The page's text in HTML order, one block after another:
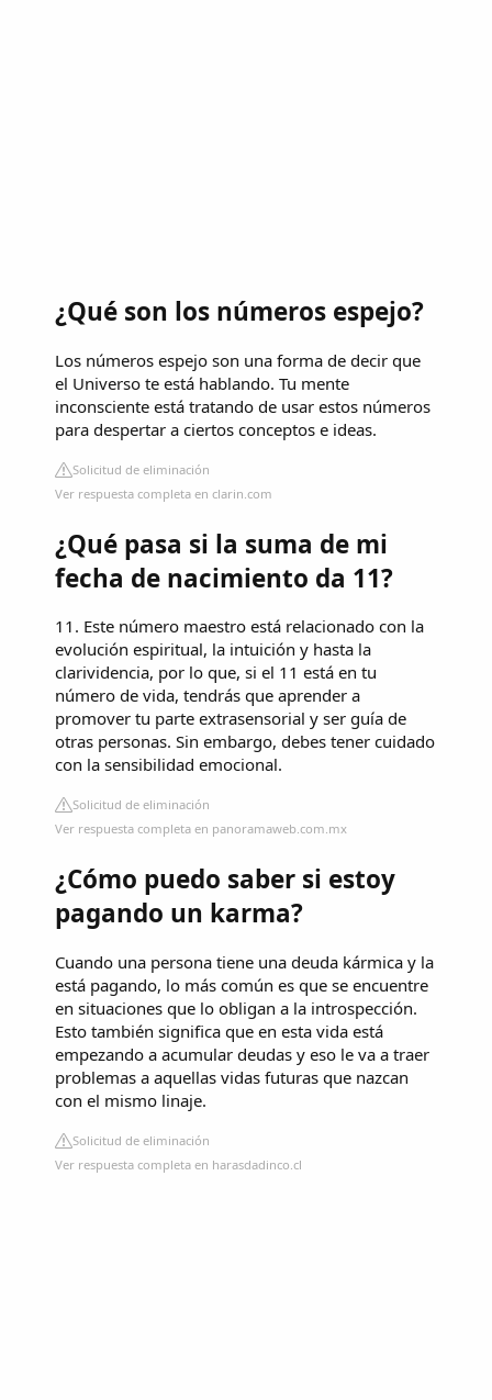
¿Qué son los números espejo?
Los números espejo son una forma de decir que
el Universo te está hablando. Tu mente
inconsciente está tratando de usar estos números
para despertar a ciertos conceptos e ideas.
Solicitud de eliminación
Ver respuesta completa en clarin.com
¿Qué pasa si la suma de mi
fecha de nacimiento da 11?
11. Este número maestro está relacionado con la
evolución espiritual, la intuición y hasta la
clarividencia, por lo que, si el 11 está en tu
número de vida, tendrás que aprender a
promover tu parte extrasensorial y ser guía de
otras personas. Sin embargo, debes tener cuidado
con la sensibilidad emocional.
Solicitud de eliminación
Ver respuesta completa en panoramaweb.com.mx
¿Cómo puedo saber si estoy
pagando un karma?
Cuando una persona tiene una deuda kármica y la
está pagando, lo más común es que se encuentre
en situaciones que lo obligan a la introspección.
Esto también significa que en esta vida está
empezando a acumular deudas y eso le va a traer
problemas a aquellas vidas futuras que nazcan
con el mismo linaje.
Solicitud de eliminación
Ver respuesta completa en harasdadinco.cl